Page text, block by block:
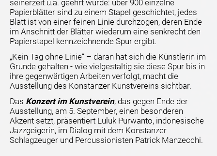
seinerzeit u.a. geehrt wurde: über 900 einzelne
Papierblätter sind zu einem Stapel geschichtet, jedes
Blatt ist von einer feinen Linie durchzogen, deren Ende
im Anschnitt der Blätter wiederum eine senkrecht den
Papierstapel kennzeichnende Spur ergibt.
„Kein Tag ohne Linie“ – daran hat sich die Künstlerin im
Grunde gehalten - wie vielgestaltig sie diese Spur bis in
ihre gegenwärtigen Arbeiten verfolgt, macht die
Ausstellung des Konstanzer Kunstvereins sichtbar.
Das Konzert im Kunstverein, das gegen Ende der
Ausstellung, am 5. September, einen besonderen
Akzent setzt, präsentiert Luluk Purwanto, indonesische
Jazzgeigerin, im Dialog mit dem Konstanzer
Schlagzeuger und Percussionisten Patrick Manzecchi.